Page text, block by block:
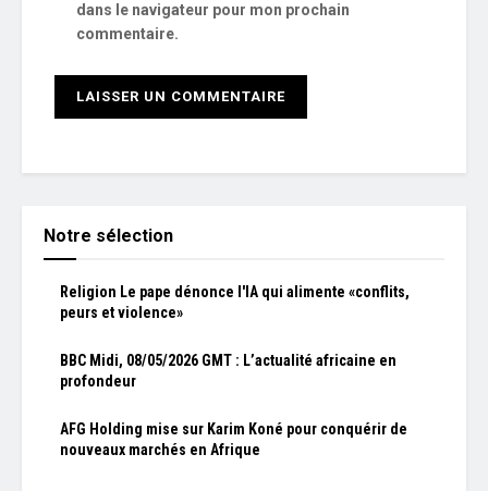
dans le navigateur pour mon prochain
commentaire.
Notre sélection
Religion Le pape dénonce l'IA qui alimente «conflits,
peurs et violence»
BBC Midi, 08/05/2026 GMT : L’actualité africaine en
profondeur
AFG Holding mise sur Karim Koné pour conquérir de
nouveaux marchés en Afrique